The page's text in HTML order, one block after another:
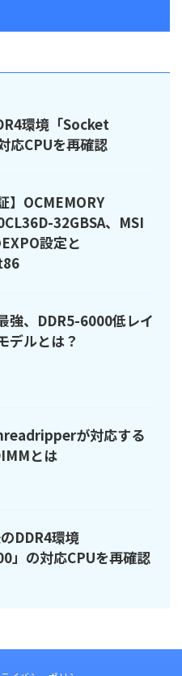
環境「Socket
応CPUを再確認
】OCMEMORY
32GBSA、MSI
設定と
強、DDR5-6000低レイ
デルとは？
が対応する
とは
DDR4環境
」の対応CPUを再確認